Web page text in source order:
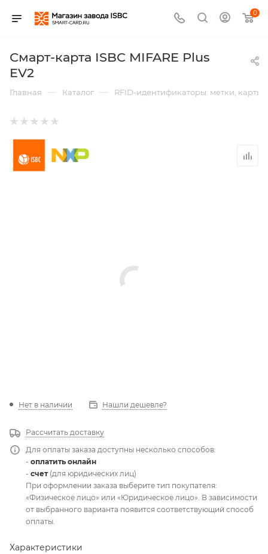
0
Смарт-карта ISBC MIFARE Plus
EV2
Главная — Каталог — RFID-идентификаторы: метки,
Нет в наличии Нашли дешевле?
Рассчитать доставку
Для оплаты заказа доступны несколько способов:
- оплатить онлайн
- счет(для юридических лиц)
При оформлении заказа выберите тип покупателя:
«Физическое лицо» или «Юридическое лицо». В зависимости
от выбранного варианта появится соответствующий способ
оплаты.
Характеристики